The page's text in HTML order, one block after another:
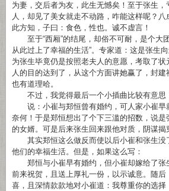
为妻，交后者为友，此生无憾矣！至于张生，
人，却见了美女就走不动路，咋能这样呢？八
此方知，子曰：食色，性也。诚不虚言！
至于“西厢”的结尾，却俗不可耐，是个大
从此过上了幸福的生活”。专家道：这是张生
为张生毕竟仍是按照老夫人的意愿，考取了
人的目的达到了，从这个方面讲她赢了，封
也有道理哈。
不过，我觉得最后一个小插曲比较有意思
说：小崔与郑恒曾有婚约，可人家小崔早
奈何！于是郑恒想出了个下三滥的招数，说是
的女婿。可是后来张生回来跟他对质，阴谋揭
其实郑恒这么做反而使以后小崔和张生没
他们的幸福生活。但是，如果这么写：
郑恒与小崔早有婚约，但小崔却嫁给了张
前来祝贺，且送上厚礼一份，以示诚意。随
喜，且深情款款地对小崔道：我尊重你的选择